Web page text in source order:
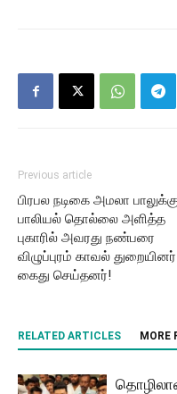
Previous article
பிரபல நடிகை அமலா
பாலியல் தொல்லை அளித்த
புகாரில் அவரது நண்பரை
விழுப்புரம் காவல் துறையினர்
கைது செய்தனர்!
RELATED ARTICLES MORE